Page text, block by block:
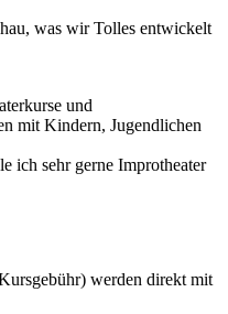
was wir Tolles entwickelt
und
mit Kindern, Jugendlichen
ich sehr gerne Improtheater
werden direkt mit